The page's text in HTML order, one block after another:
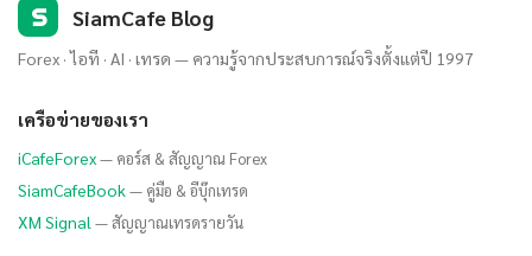
S SiamCafe Blog
Forex · ไอที · AI · เทรด — ความรู้จากประสบการณ์จริงตั้งแต่ปี 1997
เครือข่ายของเรา
iCafeForex— คอร์ส & สัญญาณ Forex
SiamCafeBook— คู่มือ & อีบุ๊กเทรด
XM Signal — สัญญาณเทรดรายวัน